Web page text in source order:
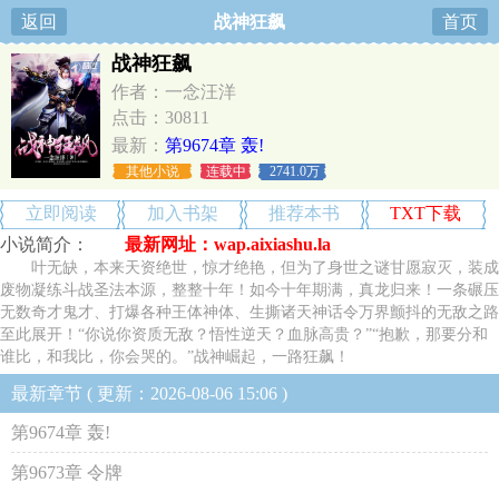
返回 战神狂飙 首页
战神狂飙
作者：一念汪洋
点击：30811
最新： 第9674章 轰!
其他小说 连载中 2741.0万
立即阅读 加入书架 推荐本书
TXT下载
小说简介：
最新网址：wap.aixiashu.la
叶无缺，本来天资绝世，惊才绝艳，但为了身世之谜甘愿寂灭，装成
废物凝练斗战圣法本源，整整十年！如今十年期满，真龙归来！一条碾压
无数奇才鬼才、打爆各种王体神体、生撕诸天神话令万界颤抖的无敌之路
至此展开！“你说你资质无敌？悟性逆天？血脉高贵？”“抱歉，那要分和
谁比，和我比，你会哭的。”战神崛起，一路狂飙！
最新章节 ( 更新：2026-08-06 15:06 )
第9674章 轰!
第9673章 令牌